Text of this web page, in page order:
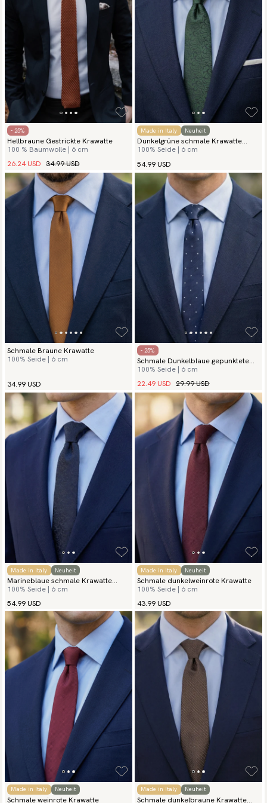
- 25%
Hellbraune Gestrickte Krawatte
100 % Baumwolle | 6 cm
26.24 USD 34.99 USD
Made in Italy Neuheit
Dunkelgrüne schmale Krawatte
Lusso
100% Seide | 6 cm
54.99 USD
Schmale Braune Krawatte
100% Seide | 6 cm
34.99 USD
- 25%
Schmale Dunkelblaue gepunktete
Krawatte
100% Seide | 6 cm
22.49 USD 29.99 USD
Made in Italy Neuheit
Marineblaue schmale Krawatte
Lusso
100% Seide | 6 cm
54.99 USD
Made in Italy Neuheit
Schmale dunkelweinrote Krawatte
100% Seide | 6 cm
43.99 USD
Made in Italy Neuheit
Schmale weinrote Krawatte
Made in Italy Neuheit
Schmale dunkelbraune Krawatte